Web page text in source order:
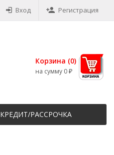
Вход Регистрация
Корзина (0)
на сумму 0 ₽
КРЕДИТ/РАССРОЧКА